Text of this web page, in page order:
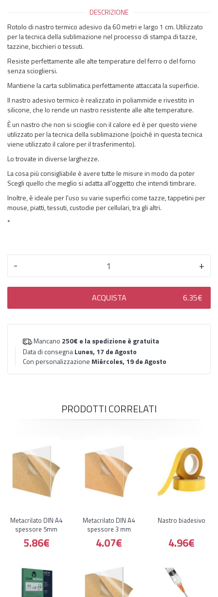
DESCRIZIONE
Rotolo di nastro termico adesivo da 60 metri e largo 1 cm. Utilizzato
per la tecnica della sublimazione nel processo di stampa di tazze,
tazzine, bicchieri o tessuti.
Resiste perfettamente alle alte temperature del ferro o del forno
senza sciogliersi.
Mantiene la carta sublimatica perfettamente attaccata la superficie.
Il nastro adesivo termico è realizzato in poliammide e rivestito in
silicone, che lo rende un nastro resistente alle alte temperature.
È un nastro che non si scioglie con il calore ed è per questo viene
utilizzato per la tecnica della sublimazione (poiché in questa tecnica
viene utilizzato il calore per il trasferimento).
Lo trovate in diverse larghezze.
La cosa più consigliabile è avere tutte le misure in modo da poter
Scegli quello che meglio si adatta all'oggetto che intendi timbrare.
Inoltre, è ideale per l'uso su varie superfici come tazze, tappetini per
mouse, piatti, tessuti, custodie per cellulari, tra gli altri.
*
- +
ACQUISTA 6.35€
Mancano 250€ e la spedizione è gratuita
Data di consegnaLunes, 17 de Agosto
Con personalizzazione Miércoles, 19 de Agosto
PRODOTTI CORRELATI
Metacrilato DIN A4
spessore 5mm
5.86€
Metacrilato DIN A4
spessore 3 mm
4.07€
Nastro biadesivo
4.96€